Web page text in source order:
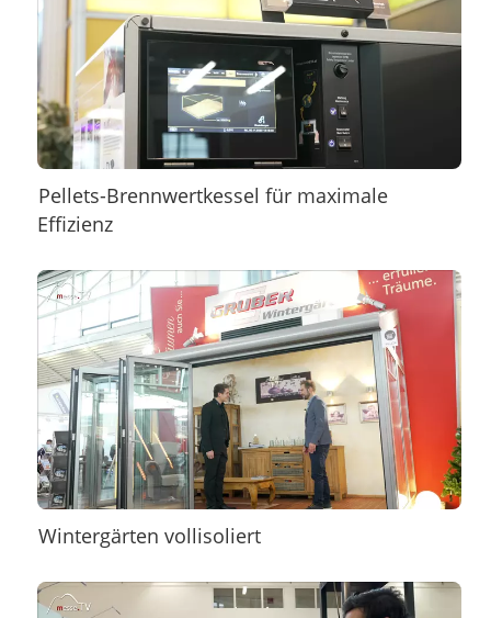
Pellets-Brennwertkessel für maximale
Effizienz
Wintergärten vollisoliert